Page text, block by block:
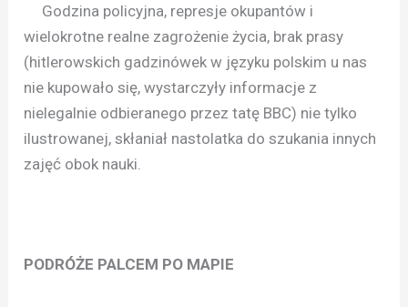
Godzina policyjna, represje okupantów i
wielokrotne realne zagrożenie życia, brak prasy
(hitlerowskich gadzinówek w języku polskim u nas
nie kupowało się, wystarczyły informacje z
nielegalnie odbieranego przez tatę BBC) nie tylko
ilustrowanej, skłaniał nastolatka do szukania innych
zajęć obok nauki.
PODRÓŻE PALCEM PO MAPIE